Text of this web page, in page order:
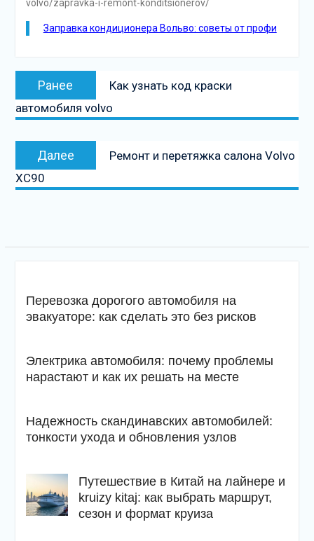
volvo/zapravka-i-remont-konditsionerov/
Заправка кондиционера Вольво: советы от профи
Навигация
записям
Ранее
Предыдущая
запись:
Как узнать код краски
автомобиля volvo
Далее
Следующая
запись
Ремонт и перетяжка салона Volvo
XC90
Перевозка дорогого автомобиля на
эвакуаторе: как сделать это без рисков
Электрика автомобиля: почему проблемы
нарастают и как их решать на месте
Надежность скандинавских автомобилей:
тонкости ухода и обновления узлов
Путешествие в Китай на лайнере и
kruizy kitaj: как выбрать маршрут,
сезон и формат круиза